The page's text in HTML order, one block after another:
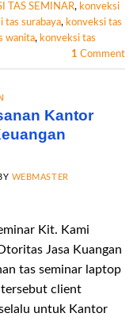
TAS SEMINAR, konveksi
tas surabaya, konveksi tas
wanita, konveksi tas
1 Comment
Kantor
WEBMASTER
Kit. Kami
Jasa Kuangan
tas seminar laptop
tersebut client
untuk Kantor